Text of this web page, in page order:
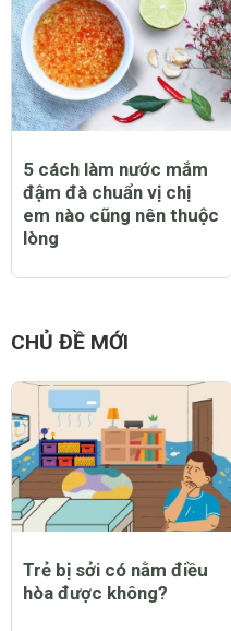
5 cách làm nước mắm
đậm đà chuẩn vị chị
em nào cũng nên thuộc
lòng
CHỦ ĐỀ MỚI
Trẻ bị sởi có nằm điều
hòa được không?